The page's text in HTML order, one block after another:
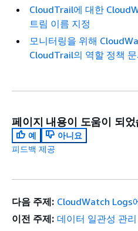
CloudTrail에 대한
트림 이름 지정
모니터링을 위해
CloudTrail의 역할 정책 문
페이지 내용이 도움이 되었
예
아니요
피드백 제공
다음 주제: CloudWatch Logs
이전 주제: 데이터 일관성 관리